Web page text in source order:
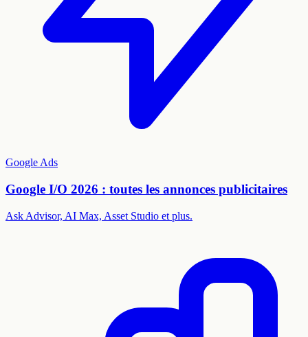
Google Ads
Google I/O 2026 : toutes les annonces publicitaires
Ask Advisor, AI Max, Asset Studio et plus.